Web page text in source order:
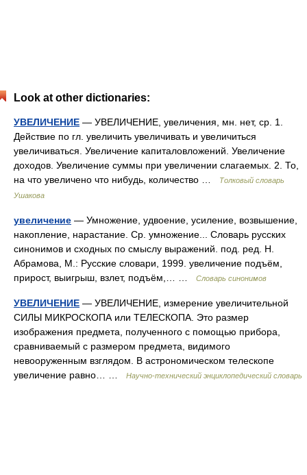
Look at other dictionaries:
УВЕЛИЧЕНИЕ — УВЕЛИЧЕНИЕ, увеличения, мн. нет, ср. 1.
Действие по гл. увеличить увеличивать и увеличиться
увеличиваться. Увеличение капиталовложений. Увеличение
доходов. Увеличение суммы при увеличении слагаемых. 2. То,
на что увеличено что нибудь, количество …
Толковый словарь
Ушакова
увеличение — Умножение, удвоение, усиление, возвышение,
накопление, нарастание. Ср. умножение... Словарь русских
синонимов и сходных по смыслу выражений. под. ред. Н.
Абрамова, М.: Русские словари, 1999. увеличение подъём,
прирост, выигрыш, взлет, подъём,… …
Словарь синонимов
УВЕЛИЧЕНИЕ — УВЕЛИЧЕНИЕ, измерение увеличительной
СИЛЫ МИКРОСКОПА или ТЕЛЕСКОПА. Это размер
изображения предмета, полученного с помощью прибора,
сравниваемый с размером предмета, видимого
невооруженным взглядом. В астрономическом телескопе
увеличение равно… …
Научно-технический энциклопедический словарь